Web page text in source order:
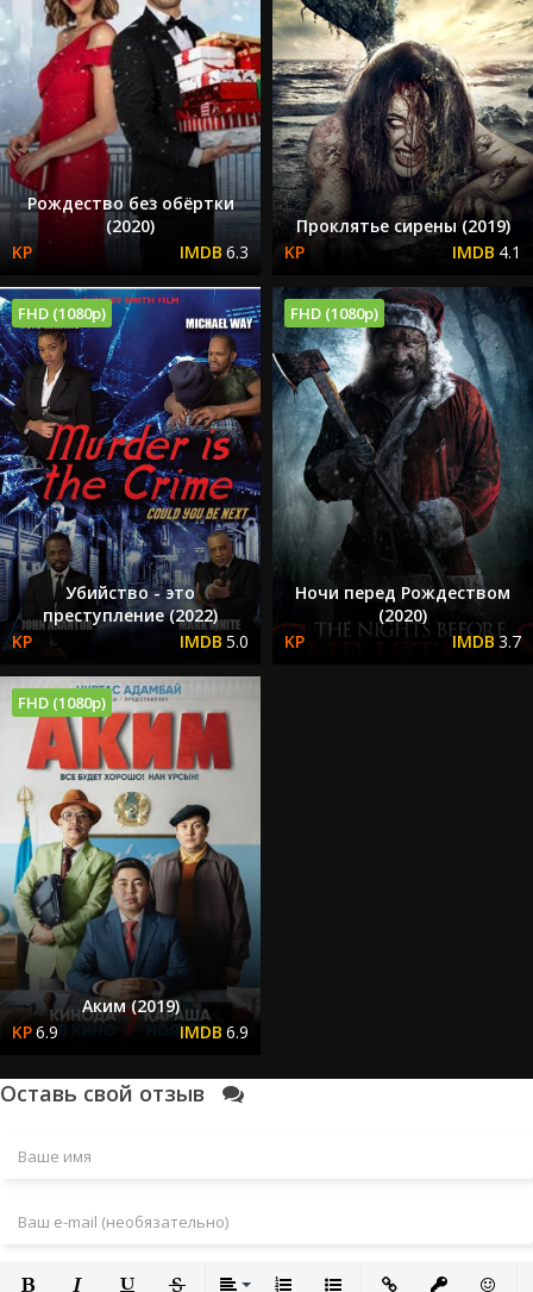
Рождество без обёртки
(2020)
6.3
Проклятье сирены (2019)
4.1
FHD (1080p)
Убийство - это
преступление (2022)
5.0
FHD (1080p)
Ночи перед Рождеством
(2020)
3.7
FHD (1080p)
Аким (2019)
6.9
6.9
Оставь свой отзыв